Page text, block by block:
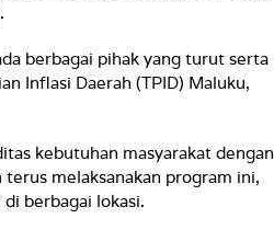
berbagai pihak yang turut serta
Inflasi Daerah (TPID) Maluku,
kebutuhan masyarakat dengan
melaksanakan program ini,
berbagai lokasi.